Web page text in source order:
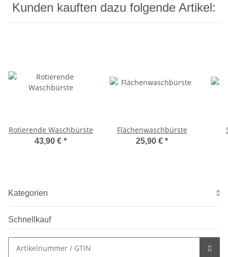
Kunden kauften dazu folgende Artikel:
Rotierende Waschbürste
43,90 € *
Flächenwaschbürste
25,90 € *
Kategorien
Schnellkauf